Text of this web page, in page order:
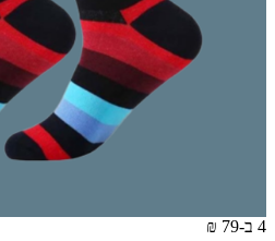
4 ב-79 ₪